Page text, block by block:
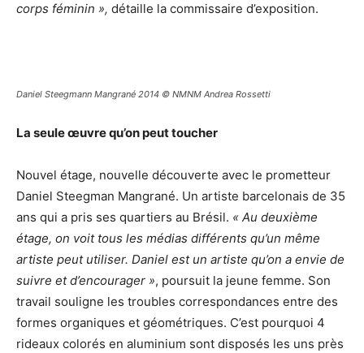
corps féminin », détaille la commissaire d’exposition.
Daniel Steegmann Mangrané 2014 © NMNM Andrea Rossetti
La seule œuvre qu’on peut toucher
Nouvel étage, nouvelle découverte avec le prometteur
Daniel Steegman Mangrané. Un artiste barcelonais de 35
ans qui a pris ses quartiers au Brésil. « Au deuxième
étage, on voit tous les médias différents qu’un même
artiste peut utiliser. Daniel est un artiste qu’on a envie de
suivre et d’encourager », poursuit la jeune femme. Son
travail souligne les troubles correspondances entre des
formes organiques et géométriques. C’est pourquoi 4
rideaux colorés en aluminium sont disposés les uns près